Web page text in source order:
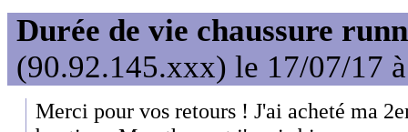
Durée de vie chaussure
(90.92.145.xxx) le 17/07/17
Merci pour vos retours ! J'ai acheté ma